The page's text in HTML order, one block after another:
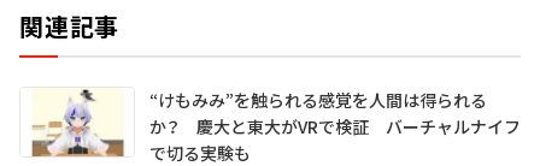
関連記事
“けもみみ”を触られる感覚を人間は得られる
か？ 慶大と東大がVRで検証 バーチャルナイフ
で切る実験も